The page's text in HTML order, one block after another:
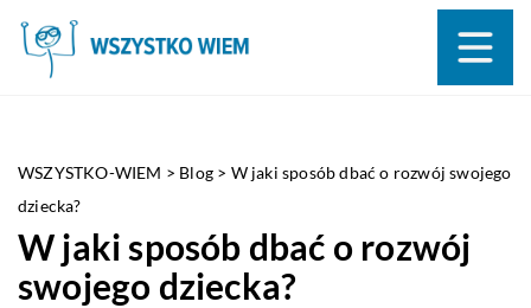
WSZYSTKO-WIEM > Blog > W jaki sposób dbać o rozwój swojego
dziecka?
W jaki sposób dbać o rozwój
swojego dziecka?